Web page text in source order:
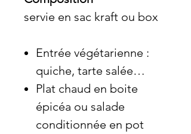
servie en sac kraft ou box
Entrée végétarienne :
quiche, tarte salée…
Plat chaud en boite
épicéa ou salade
conditionnée en pot